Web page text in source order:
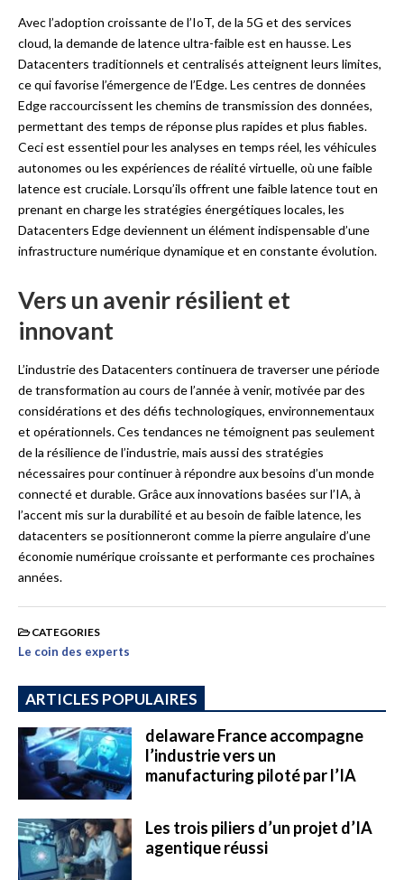
Avec l’adoption croissante de l’IoT, de la 5G et des services
cloud, la demande de latence ultra-faible est en hausse. Les
Datacenters traditionnels et centralisés atteignent leurs limites,
ce qui favorise l’émergence de l’Edge. Les centres de données
Edge raccourcissent les chemins de transmission des données,
permettant des temps de réponse plus rapides et plus fiables.
Ceci est essentiel pour les analyses en temps réel, les véhicules
autonomes ou les expériences de réalité virtuelle, où une faible
latence est cruciale. Lorsqu’ils offrent une faible latence tout en
prenant en charge les stratégies énergétiques locales, les
Datacenters Edge deviennent un élément indispensable d’une
infrastructure numérique dynamique et en constante évolution.
Vers un avenir résilient et
innovant
L’industrie des Datacenters continuera de traverser une période
de transformation au cours de l’année à venir, motivée par des
considérations et des défis technologiques, environnementaux
et opérationnels. Ces tendances ne témoignent pas seulement
de la résilience de l’industrie, mais aussi des stratégies
nécessaires pour continuer à répondre aux besoins d’un monde
connecté et durable. Grâce aux innovations basées sur l’IA, à
l’accent mis sur la durabilité et au besoin de faible latence, les
datacenters se positionneront comme la pierre angulaire d’une
économie numérique croissante et performante ces prochaines
années.
CATEGORIES
Le coin des experts
ARTICLES POPULAIRES
delaware France accompagne
l’industrie vers un
manufacturing piloté par l’IA
Les trois piliers d’un projet d’IA
agentique réussi